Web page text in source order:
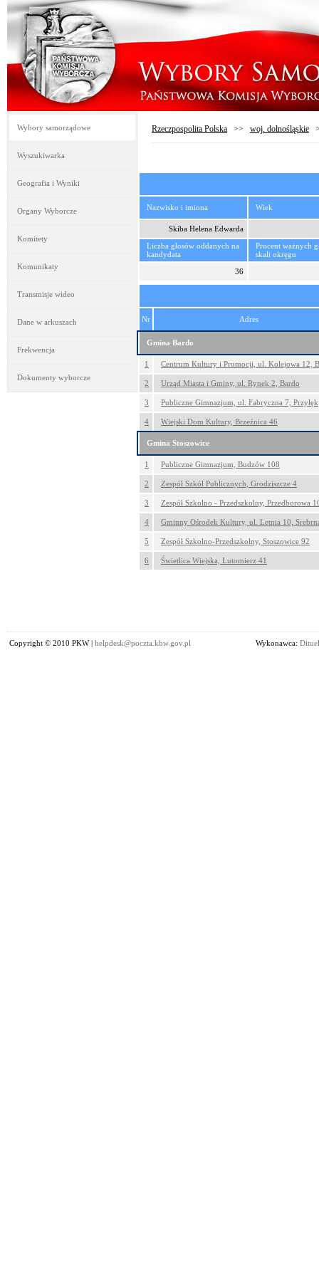
Wybory samorządowe
Wyszukiwarka
Geografia i Wyniki
Organy Wyborcze
Komitety
Komunikaty
Transmisje wideo
Dane w arkuszach
Frekwencja
Dokumenty wyborcze
Rzeczpospolita Polska >> woj. dolnośląskie
Nazwisko i imiona Wiek
Skiba Helena Edwarda
Liczba głosów oddanych na
kandydata
Procent ważnych
skali okręgu
36
Nr Adres
Gmina Bardo
1 Centrum Kultury i Promocji, ul. Kolejowa 12,
2 Urząd Miasta i Gminy, ul. Rynek 2, Bardo
3 Publiczne Gimnazjum, ul. Fabryczna 7, Przyłęk
4 Wiejski Dom Kultury, Brzeźnica 46
Gmina Stoszowice
1 Publiczne Gimnazjum, Budzów 108
2 Zespół Szkół Publicznych, Grodziszcze 4
3 Zespół Szkolno - Przedszkolny, Przedborowa
4 Gminny Ośrodek Kultury, ul. Letnia 10,
5 Zespół Szkolno-Przedszkolny, Stoszowice 92
6 Świetlica Wiejska, Lutomierz 41
Copyright © 2010 PKW | helpdesk@poczta.kbw.gov.pl Wykonawca: